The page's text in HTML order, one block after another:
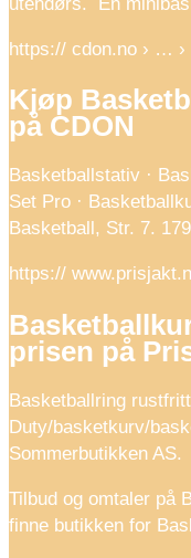
https:// cdon.no › …
Kjøp
på CDON
Basketballstativ ·
Set Pro ·
Basketball, Str. 7.
https://
prisen på
Basketballring
Duty/basketkurv/
Sommerbutikken AS.
Tilbud og omtaler på
finne butikken for